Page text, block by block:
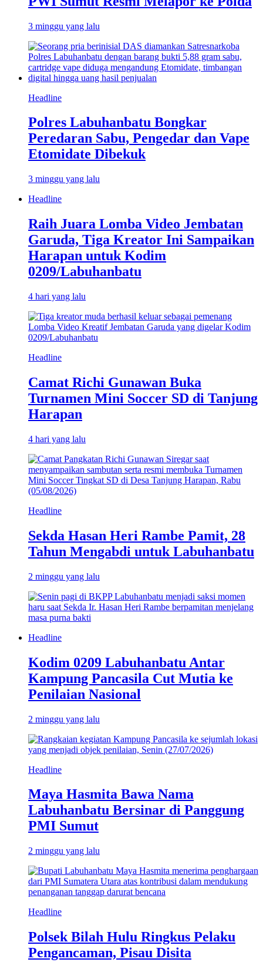
3 minggu yang lalu
Headline
Polres Labuhanbatu Bongkar
Peredaran Sabu, Pengedar dan Vape
Etomidate Dibekuk
3 minggu yang lalu
Headline
Raih Juara Lomba Video Jembatan
Garuda, Tiga Kreator Ini Sampaikan
Harapan untuk Kodim
0209/Labuhanbatu
4 hari yang lalu
Headline
Camat Richi Gunawan Buka
Turnamen Mini Soccer SD di Tanjung
Harapan
4 hari yang lalu
Headline
Sekda Hasan Heri Rambe Pamit, 28
Tahun Mengabdi untuk Labuhanbatu
2 minggu yang lalu
Headline
Kodim 0209 Labuhanbatu Antar
Kampung Pancasila Cut Mutia ke
Penilaian Nasional
2 minggu yang lalu
Headline
Maya Hasmita Bawa Nama
Labuhanbatu Bersinar di Panggung
PMI Sumut
2 minggu yang lalu
Headline
Polsek Bilah Hulu Ringkus Pelaku
Pengancaman, Pisau Disita